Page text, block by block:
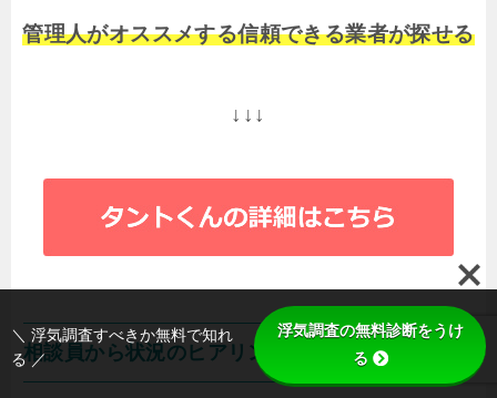
管理人がオススメする信頼できる業者が探せる
↓↓↓
相談員から状況のヒアリング
＼ 浮気調査すべきか無料で知れ
る ／
浮気調査の無料診断をうけ
る